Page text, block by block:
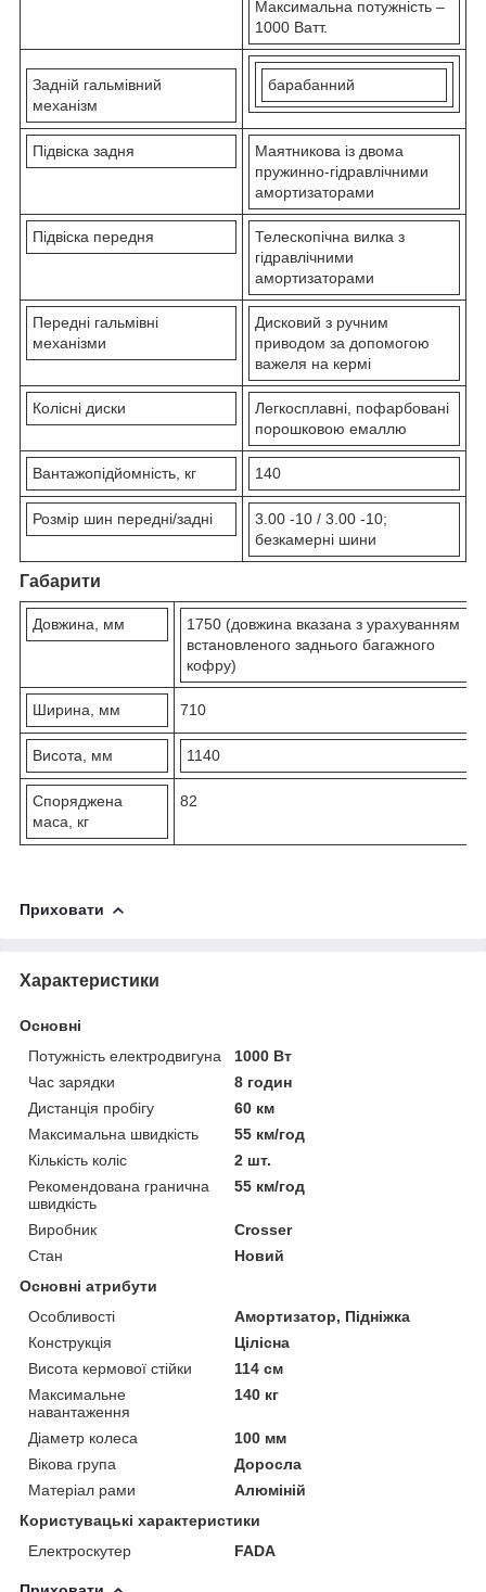
Максимальна потужність –
1000 Ватт.
Задній гальмівний
механізм
барабанний
Підвіска задня
Маятникова із двома
пружинно-гідравлічними
амортизаторами
Підвіска передня
Телескопічна вилка з
гідравлічними
амортизаторами
Передні гальмівні
механізми
Дисковий з ручним
приводом за допомогою
важеля на кермі
Колісні диски
Легкосплавні, пофарбовані
порошковою емаллю
Вантажопідйомність, кг 140
Розмір шин передні/задні
3.00 -10 / 3.00 -10;
безкамерні шини
Габарити
Довжина, мм
1750 (довжина вказана з урахуванням
встановленого заднього багажного
кофру)
Ширина, мм 710
Висота, мм 1140
Споряджена
маса, кг
82
Приховати
Характеристики
Основні
Потужність електродвигуна
1000 Вт
Час зарядки
8 годин
Дистанція пробігу
60 км
Максимальна швидкість
55 км/год
Кількість коліс
2 шт.
Рекомендована гранична
швидкість
55 км/год
Виробник
Crosser
Стан
Новий
Основні атрибути
Особливості
Амортизатор, Підніжка
Конструкція
Цілісна
Висота кермової стійки
114 см
Максимальне
навантаження
140 кг
Діаметр колеса
100 мм
Вікова група
Доросла
Матеріал рами
Алюміній
Користувацькі характеристики
Електроскутер
FADA